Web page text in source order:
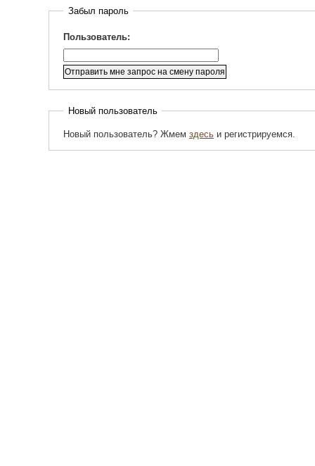
Забыл пароль
Пользователь:
Новый пользователь
Новый пользователь? Жмем здесьи регистрируемся.